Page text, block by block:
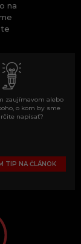
na
zaujímavom alebo
o kom by sme
napísať?
TIP NA ČLÁNOK